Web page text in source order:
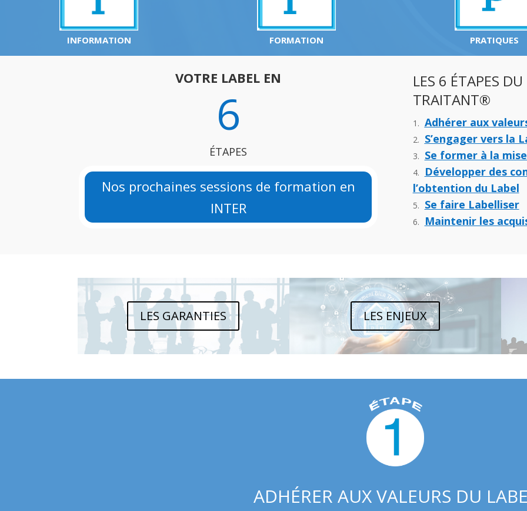
INFORMATION FORMATION PRATIQUES
VOTRE LABEL EN
6
ÉTAPES
Nos prochaines sessions de formation en
INTER
LES 6 ÉTAPES
TRAITANT®
Adhérer aux
S’engager vers la
Se former à la
Développer des
l’obtention du Label
Se faire Labelliser
Maintenir les
LES GARANTIES LES ENJEUX
ADHÉRER AUX VALEURS DU